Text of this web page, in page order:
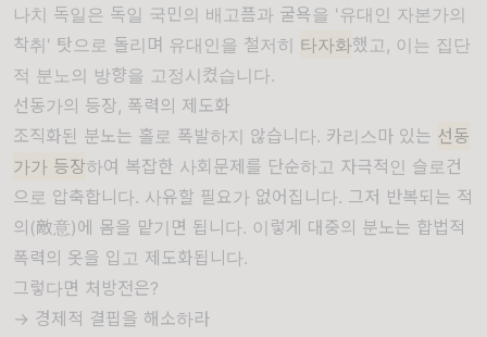
나치 독일은 독일 국민의 배고픔과 굴욕을 '유대인 자본가의
착취' 탓으로 돌리며 유대인을 철저히 타자화했고, 이는 집단
적 분노의 방향을 고정시켰습니다.
선동가의 등장, 폭력의 제도화
조직화된 분노는 홀로 폭발하지 않습니다. 카리스마 있는 선동
가가 등장하여 복잡한 사회문제를 단순하고 자극적인 슬로건
으로 압축합니다. 사유할 필요가 없어집니다. 그저 반복되는 적
의(敵意)에 몸을 맡기면 됩니다. 이렇게 대중의 분노는 합법적
폭력의 옷을 입고 제도화됩니다.
그렇다면 처방전은?
→ 경제적 결핍을 해소하라